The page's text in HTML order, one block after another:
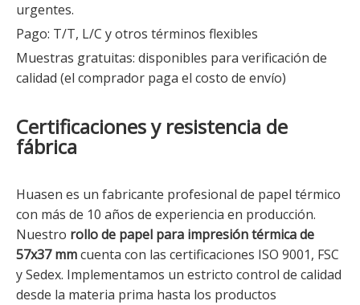
urgentes.
Pago: T/T, L/C y otros términos flexibles
Muestras gratuitas: disponibles para verificación de
calidad (el comprador paga el costo de envío)
Certificaciones y resistencia de
fábrica
Huasen es un fabricante profesional de papel térmico
con más de 10 años de experiencia en producción.
Nuestro rollo de papel para impresión térmica de
57x37 mmcuenta con las certificaciones ISO 9001, FSC
y Sedex. Implementamos un estricto control de calidad
desde la materia prima hasta los productos